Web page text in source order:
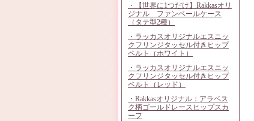
・【世界に1つだけ】Rakkasオリ
ジナル ファンベールケース
（タテ型2種）
・ラッカスオリジナルエスニッ
クフリンジタッセル付きヒップ
ベルト（ホワイト）
・ラッカスオリジナルエスニッ
クフリンジタッセル付きヒップ
ベルト（レッド）
・Rakkasオリジナル：アラベス
ク柄ゴールドレースヒップスカ
ーフ